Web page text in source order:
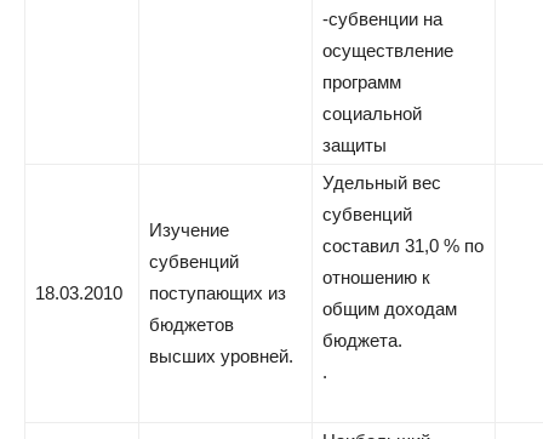
-субвенции на
осуществление
программ
социальной
защиты
18.03.2010
Изучение
субвенций
поступающих из
бюджетов
высших уровней.
Удельный вес
субвенций
составил 31,0 % по
отношению к
общим доходам
бюджета.
.